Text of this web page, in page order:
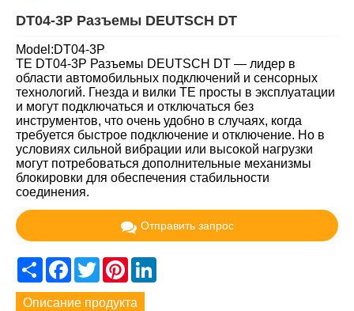
DT04-3P Разъемы DEUTSCH DT
Model:DT04-3P
TE DT04-3P Разъемы DEUTSCH DT — лидер в
области автомобильных подключений и сенсорных
технологий. Гнезда и вилки TE просты в эксплуатации
и могут подключаться и отключаться без
инструментов, что очень удобно в случаях, когда
требуется быстрое подключение и отключение. Но в
условиях сильной вибрации или высокой нагрузки
могут потребоваться дополнительные механизмы
блокировки для обеспечения стабильности
соединения.
Отправить запрос
ShareFacebook
TwitterPinterest
Описание продукта